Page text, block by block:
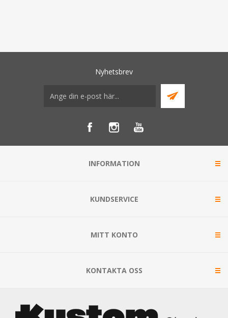
Nyhetsbrev
INFORMATION
KUNDSERVICE
MITT KONTO
KONTAKTA OSS